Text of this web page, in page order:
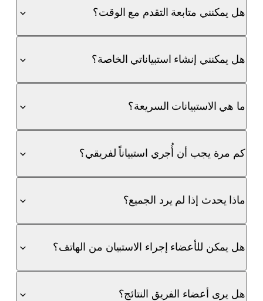
هل يمكنني متابعة التقدم مع الوقت؟
هل يمكنني إنشاء استبياناتي الخاصة؟
ما هي الاستبيانات السريعة؟
كم مرة يجب أن أُجري استبياناً لفريقي؟
ماذا يحدث إذا لم يرد الجميع؟
هل يمكن للأعضاء إجراء الاستبيان من الهاتف؟
هل يرى أعضاء الفريق النتائج؟